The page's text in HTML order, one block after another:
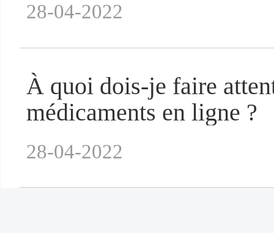
28-04-2022
À quoi dois-je faire
médicaments en ligne ?
28-04-2022